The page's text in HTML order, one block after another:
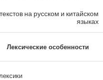
на русском и китайском
языках
Лексические особенности